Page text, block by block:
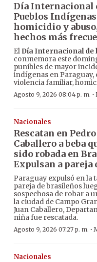
Día Internacional
Pueblos
homicidio y
hechos más
El Día Internacional de
conmemora este
punibles de mayor
indígenas en Paraguay,
violencia familiar,
Agosto 9, 2026 08:04 p. m. ·
Nacionales
Rescatan en Pedro
Caballero a beba
sido robada en
Expulsan a pareja
Paraguay expulsó en la
pareja de brasileños
sospechosa de robar a
la ciudad de Campo
Juan Caballero,
niña fue rescatada.
Agosto 9, 2026 07:27 p. m. ·
Nacionales